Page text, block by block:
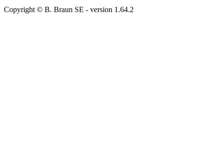
Copyright © B. Braun SE - version 1.64.2